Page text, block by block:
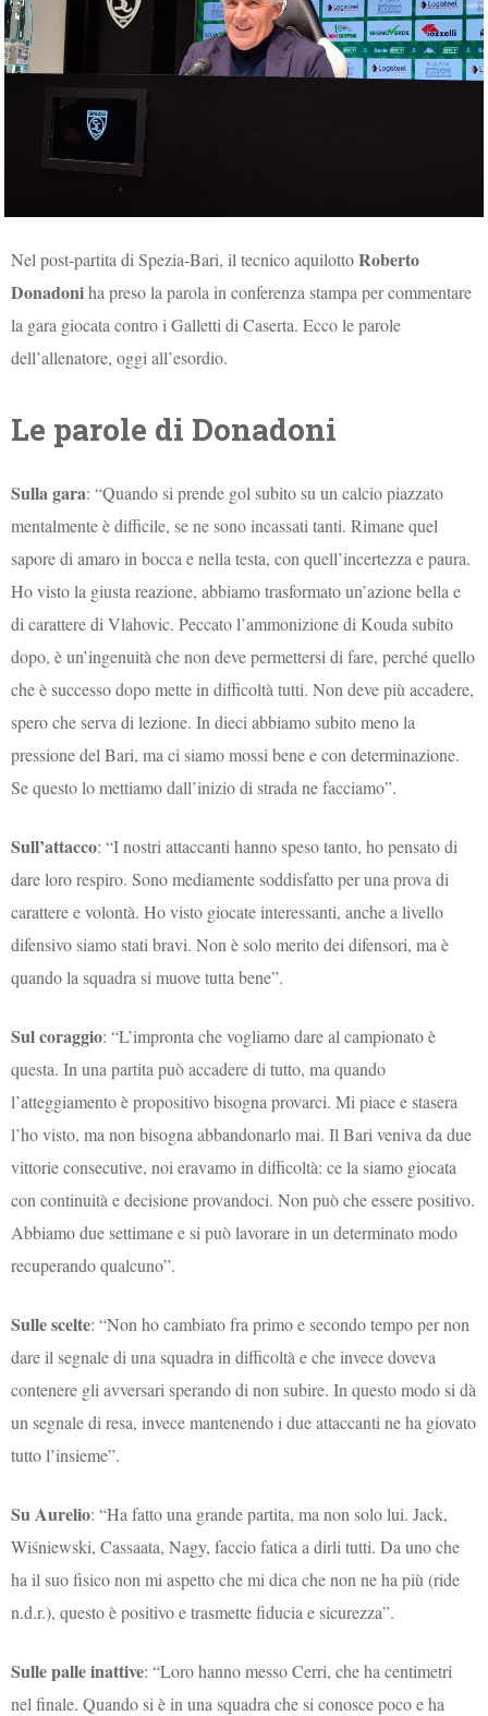
Nel post-partita di Spezia-Bari, il tecnico aquilottoRoberto
Donadoniha preso la parola in conferenza stampa per commentare
la gara giocata contro i Galletti di Caserta. Ecco le parole
dell’allenatore, oggi all’esordio.
Le parole di Donadoni
Sulla gara: “Quando si prende gol subito su un calcio piazzato
mentalmente è difficile, se ne sono incassati tanti. Rimane quel
sapore di amaro in bocca e nella testa, con quell’incertezza e paura.
Ho visto la giusta reazione, abbiamo trasformato un’azione bella e
di carattere di Vlahovic. Peccato l’ammonizione di Kouda subito
dopo, è un’ingenuità che non deve permettersi di fare, perché quello
che è successo dopo mette in difficoltà tutti. Non deve più accadere,
spero che serva di lezione. In dieci abbiamo subito meno la
pressione del Bari, ma ci siamo mossi bene e con determinazione.
Se questo lo mettiamo dall’inizio di strada ne facciamo”.
Sull’attacco: “I nostri attaccanti hanno speso tanto, ho pensato di
dare loro respiro. Sono mediamente soddisfatto per una prova di
carattere e volontà. Ho visto giocate interessanti, anche a livello
difensivo siamo stati bravi. Non è solo merito dei difensori, ma è
quando la squadra si muove tutta bene”.
Sul coraggio: “L’impronta che vogliamo dare al campionato è
questa. In una partita può accadere di tutto, ma quando
l’atteggiamento è propositivo bisogna provarci. Mi piace e stasera
l’ho visto, ma non bisogna abbandonarlo mai. Il Bari veniva da due
vittorie consecutive, noi eravamo in difficoltà: ce la siamo giocata
con continuità e decisione provandoci. Non può che essere positivo.
Abbiamo due settimane e si può lavorare in un determinato modo
recuperando qualcuno”.
Sulle scelte: “Non ho cambiato fra primo e secondo tempo per non
dare il segnale di una squadra in difficoltà e che invece doveva
contenere gli avversari sperando di non subire. In questo modo si dà
un segnale di resa, invece mantenendo i due attaccanti ne ha giovato
tutto l’insieme”.
Su Aurelio: “Ha fatto una grande partita, ma non solo lui. Jack,
Wiśniewski, Cassaata, Nagy, faccio fatica a dirli tutti. Da uno che
ha il suo fisico non mi aspetto che mi dica che non ne ha più (ride
n.d.r.), questo è positivo e trasmette fiducia e sicurezza”.
Sulle palle inattive: “Loro hanno messo Cerri, che ha centimetri
nel finale. Quando si è in una squadra che si conosce poco e ha